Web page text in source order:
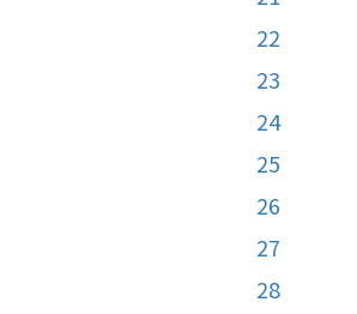
22
23
24
25
26
27
28